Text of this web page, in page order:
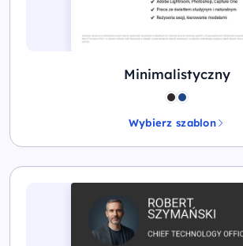
Minimalistyczny
Wybierz szablon